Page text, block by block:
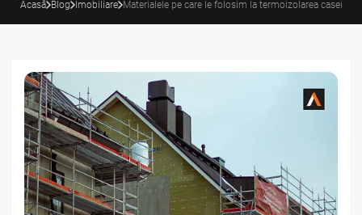
Acasă Blog Imobiliare Materialele pe care le folosim la termoizolarea casei